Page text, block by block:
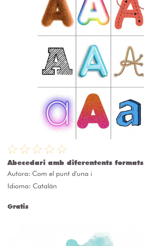
Abecedari amb diferentents formats
Autora: Com el punt d'una i
Idioma: Catalán
Gratis